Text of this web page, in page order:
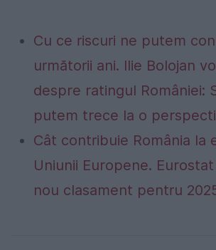
Cu ce riscuri ne putem
următorii ani. Ilie Bolojan
despre ratingul României:
putem trece la o
Cât contribuie România la
Uniunii Europene.
nou clasament pentru